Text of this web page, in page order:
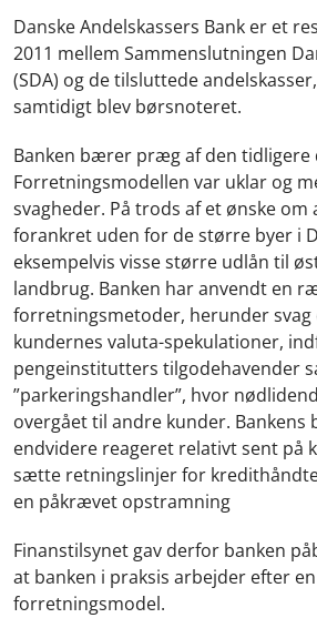
Danske Andelskassers Bank er et
2011 mellem Sammenslutningen
(SDA) og de tilsluttede
samtidigt blev børsnoteret.
Banken bærer præg af den tidligere
Forretningsmodellen var uklar og
svagheder. På trods af et ønske
forankret uden for de større byer i
eksempelvis visse større udlån til
landbrug. Banken har anvendt en
forretningsmetoder, herunder svag
kundernes valuta-spekulationer,
pengeinstitutters tilgodehavender
”parkeringshandler”, hvor
overgået til andre kunder. Bankens
endvidere reageret relativt sent på
sætte retningslinjer for
en påkrævet opstramning
Finanstilsynet gav derfor banken
at banken i praksis arbejder efter
forretningsmodel.